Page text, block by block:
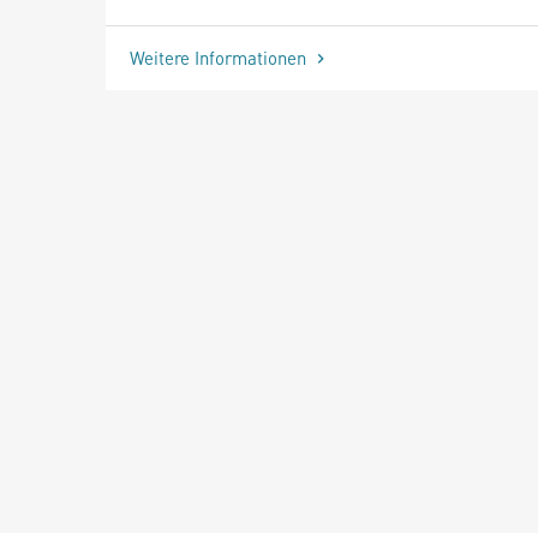
Weitere Informationen